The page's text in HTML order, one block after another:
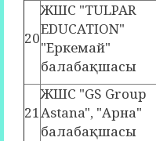
20
ЖШС "TULPAR
EDUCATION"
"Еркемай"
балабақшасы
21
ЖШС "GS Group
Astana", "Арна"
балабақшасы